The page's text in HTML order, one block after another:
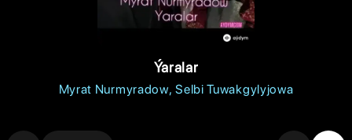
Ýaralar
Myrat Nurmyradow Selbi Tuwakgylyjowa